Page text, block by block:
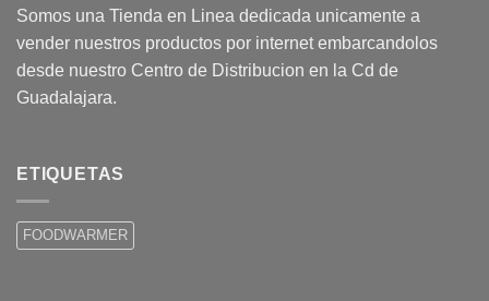
Somos una Tienda en Linea dedicada unicamente a
vender nuestros productos por internet embarcandolos
desde nuestro Centro de Distribucion en la Cd de
Guadalajara.
ETIQUETAS
FOODWARMER